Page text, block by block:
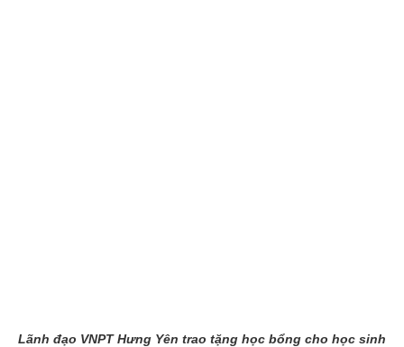
Lãnh đạo VNPT Hưng Yên trao tặng học bổng cho học sinh